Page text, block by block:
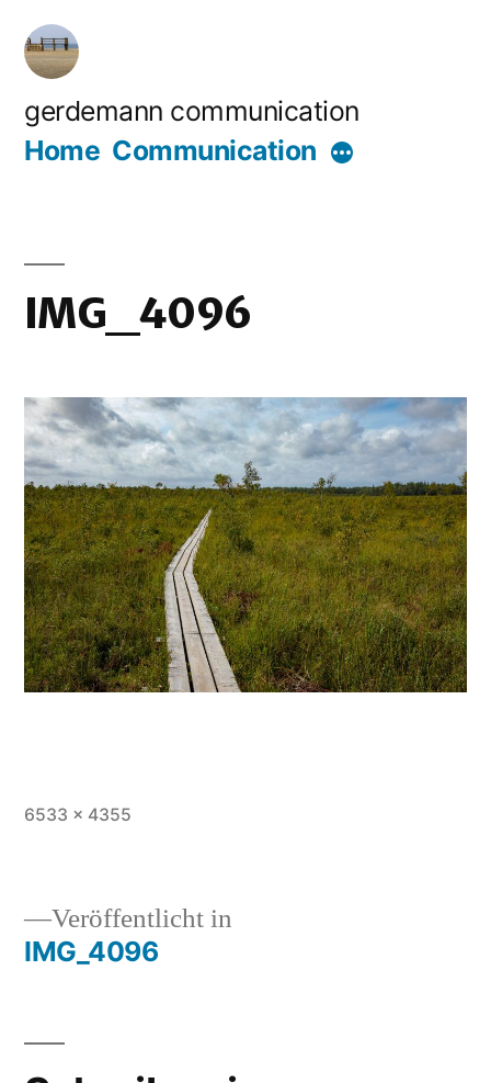
Zum
Inhalt
springen
gerdemann communication
Home Communication Mehr
IMG_4096
Vollständige
6533 × 4355
Beitragsnavigation
Veröffentlicht in
IMG_4096